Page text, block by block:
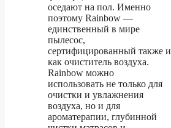
оседают на пол. Именно
поэтому Rainbow —
единственный в мире
пылесос,
сертифицированный также и
как очиститель воздуха.
Rainbow можно
использовать не только для
очистки и увлажнения
воздуха, но и для
ароматерапии, глубинной